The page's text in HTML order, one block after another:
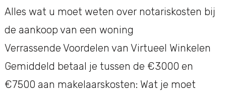
Alles wat u moet weten over notariskosten bij
de aankoop van een woning
Verrassende Voordelen van Virtueel Winkelen
Gemiddeld betaal je tussen de €3000 en
€7500 aan makelaarskosten: Wat je moet